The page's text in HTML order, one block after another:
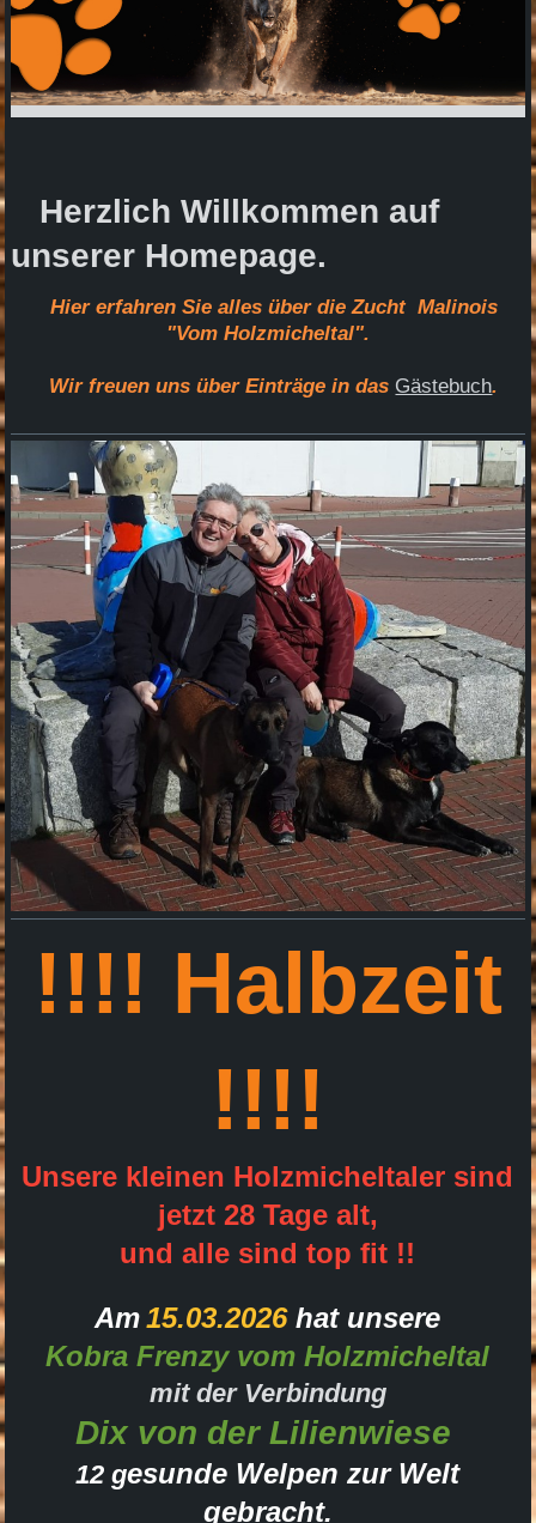
Herzlich Willkommen auf
unserer Homepage.
Hier erfahren Sie alles über die Zucht Malinois
"Vom Holzmicheltal".
Wir freuen uns über Einträge in das Gästebuch.
!!!! Halbzeit
!!!!
Unsere kleinen Holzmicheltaler sind
jetzt 28 Tage alt,
und alle sind top fit !!
Am 15.03.2026hat unsere
Kobra Frenzy vom Holzmicheltal
mit der Verbindung
Dix von der Lilienwiese
12 gesunde Welpen zur Welt
gebracht.